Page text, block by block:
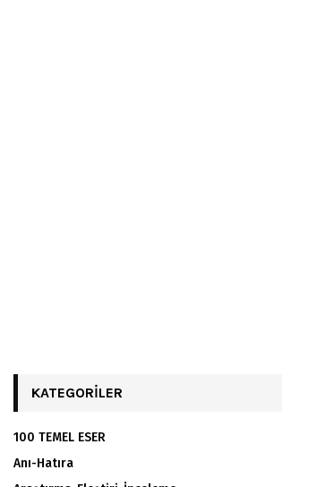
KATEGORILER
100 TEMEL ESER
Anı-Hatıra